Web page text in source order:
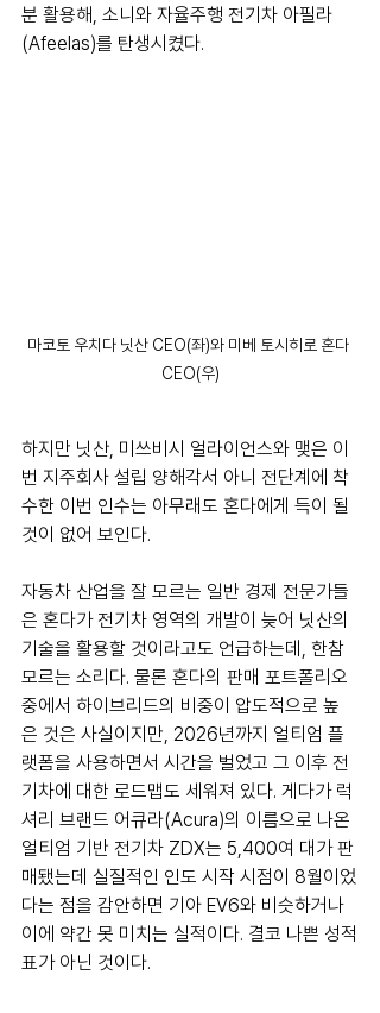
분 활용해, 소니와 자율주행 전기차 아필라
(Afeelas)를 탄생시켰다.
마코토 우치다 닛산 CEO(좌)와 미베 토시히로 혼다
CEO(우)
하지만 닛산, 미쓰비시 얼라이언스와 맺은 이
번 지주회사 설립 양해각서 아니 전단계에 착
수한 이번 인수는 아무래도 혼다에게 득이 될
것이 없어 보인다.
자동차 산업을 잘 모르는 일반 경제 전문가들
은 혼다가 전기차 영역의 개발이 늦어 닛산의
기술을 활용할 것이라고도 언급하는데, 한참
모르는 소리다. 물론 혼다의 판매 포트폴리오
중에서 하이브리드의 비중이 압도적으로 높
은 것은 사실이지만, 2026년까지 얼티엄 플
랫폼을 사용하면서 시간을 벌었고 그 이후 전
기차에 대한 로드맵도 세워져 있다. 게다가 럭
셔리 브랜드 어큐라(Acura)의 이름으로 나온
얼티엄 기반 전기차 ZDX는 5,400여 대가 판
매됐는데 실질적인 인도 시작 시점이 8월이었
다는 점을 감안하면 기아 EV6와 비슷하거나
이에 약간 못 미치는 실적이다. 결코 나쁜 성적
표가 아닌 것이다.